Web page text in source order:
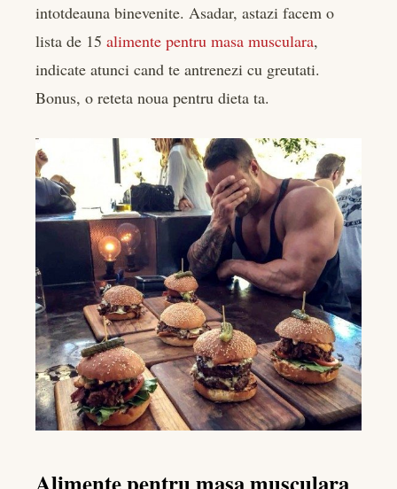
intotdeauna binevenite. Asadar, astazi facem o
lista de 15 alimente pentru masa musculara,
indicate atunci cand te antrenezi cu greutati.
Bonus, o reteta noua pentru dieta ta.